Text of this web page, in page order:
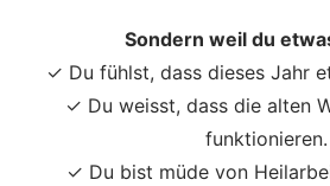
Sondern weil du
✓ Du fühlst, dass dieses Jahr
✓ Du weisst, dass die alten
funktionieren.
✓ Du bist müde von